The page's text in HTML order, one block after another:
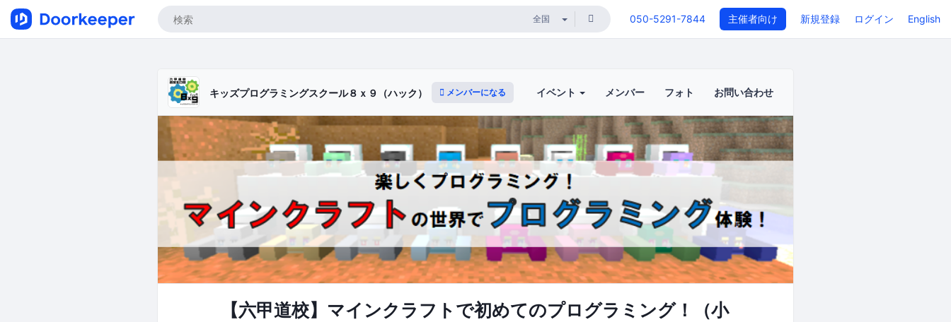
050-5291-7844 主催者向け 新規登録 ログイン English
キッズプログラミングスクール８ｘ９（ハック）体験レッスン
メンバーになる イベント メンバー フォト お問い合わせ
【六甲道校】マインクラフトで初めてのプログラミング！（小